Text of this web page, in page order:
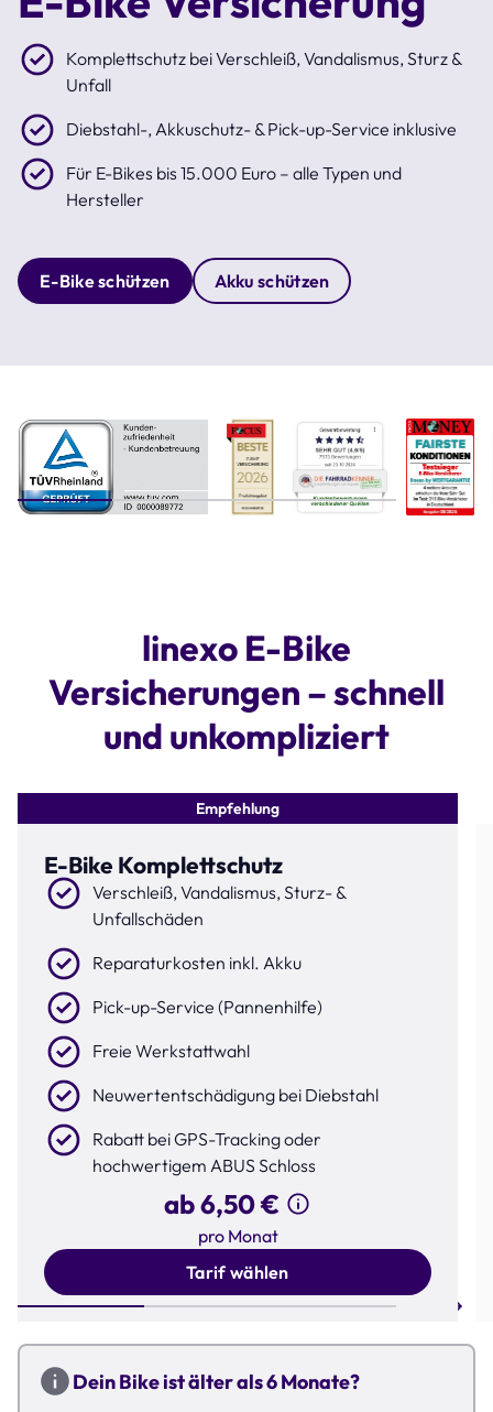
Komplettschutz bei Verschleiß, Vandalismus, Sturz &
Unfall
Diebstahl-, Akkuschutz- & Pick-up-Service inklusive
Für E-Bikes bis 15.000 Euro – alle Typen und
Hersteller
E-Bike schützen Akku schützen
Step 1 of 4
linexo E-Bike
Versicherungen – schnell
und unkompliziert
Empfehlung
E-Bike Komplettschutz
Verschleiß, Vandalismus, Sturz- &
Unfallschäden
Reparaturkosten inkl. Akku
Pick-up-Service (Pannenhilfe)
Freie Werkstattwahl
Neuwertentschädigung bei Diebstahl
Rabatt bei GPS-Tracking oder
hochwertigem ABUS Schloss
ab 6,50 €
pro Monat
Tarif wählen
Dein Bike ist älter als 6 Monate?